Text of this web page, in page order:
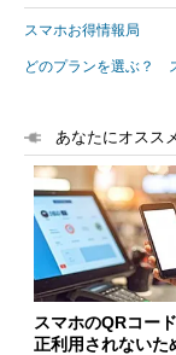
スマホお得情報局
どのプランを選ぶ？
あなたにオスス
スマホのQRコー
正利用されないた